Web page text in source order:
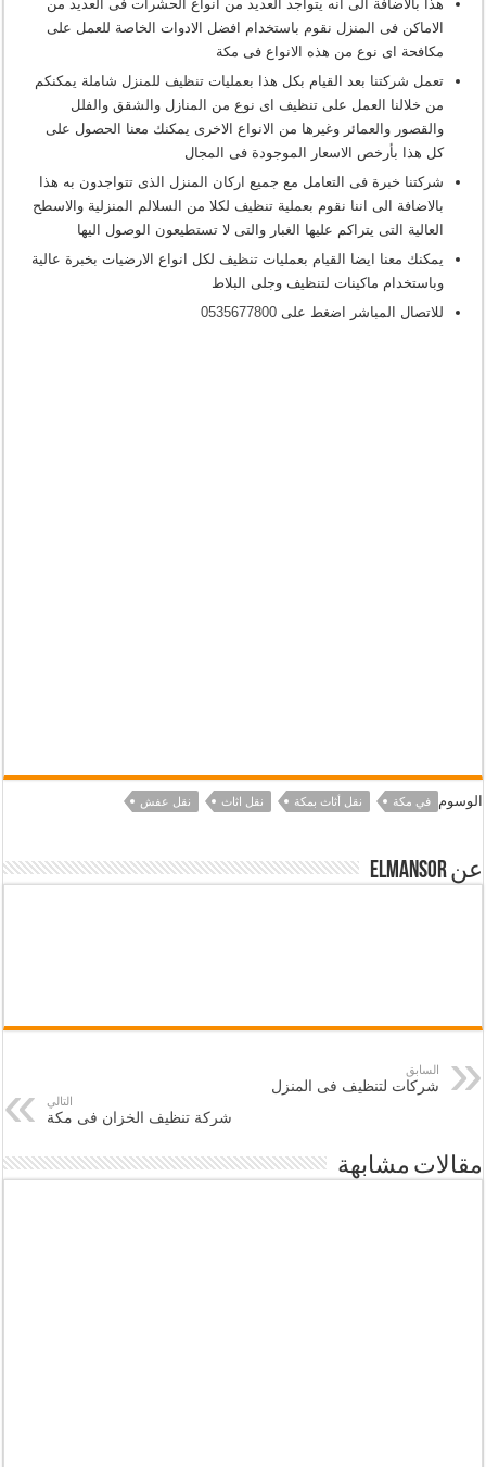
هذا بالاضافة الى انه يتواجد العديد من انواع الحشرات فى العديد من
الاماكن فى المنزل نقوم باستخدام افضل الادوات الخاصة للعمل على
مكافحة اى نوع من هذه الانواع فى مكة
تعمل شركتنا بعد القيام بكل هذا بعمليات تنظيف للمنزل شاملة يمكنكم
من خلالنا العمل على تنظيف اى نوع من المنازل والشقق والفلل
والقصور والعمائر وغيرها من الانواع الاخرى يمكنك معنا الحصول على
كل هذا بأرخص الاسعار الموجودة فى المجال
شركتنا خبرة فى التعامل مع جميع اركان المنزل الذى تتواجدون به هذا
بالاضافة الى اننا نقوم بعملية تنظيف لكلا من السلالم المنزلية والاسطح
العالية التى يتراكم عليها الغبار والتى لا تستطيعون الوصول اليها
يمكنك معنا ايضا القيام بعمليات تنظيف لكل انواع الارضيات بخبرة عالية
وباستخدام ماكينات لتنظيف وجلى البلاط
للاتصال المباشر اضغط على0535677800
الوسوم في مكة نقل أثاث بمكة نقل اثاث نقل عفش
عن elmansor
السابق
شركات لتنظيف فى المنزل
التالي
شركة تنظيف الخزان فى مكة
مقالات مشابهة